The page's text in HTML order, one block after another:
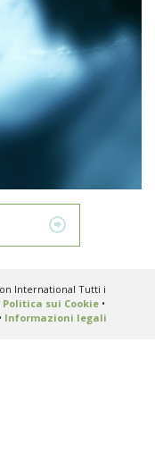
International Tutti i
Politica sui Cookie•
Informazioni legali